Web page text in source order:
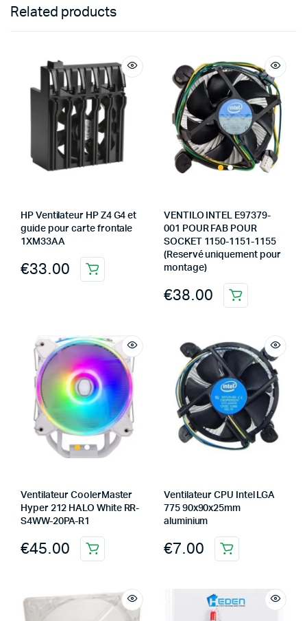
Related products
HP Ventilateur HP Z4 G4 et
guide pour carte frontale
1XM33AA
€33.00
VENTILO INTEL E97379-
001 POUR FAB POUR
SOCKET 1150-1151-1155
(Reservé uniquement pour
montage)
€38.00
Ventilateur CoolerMaster
Hyper 212 HALO White RR-
S4WW-20PA-R1
€45.00
Ventilateur CPU Intel LGA
775 90x90x25mm
aluminium
€7.00